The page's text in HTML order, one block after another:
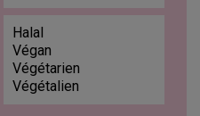
Halal
Végan
Végétarien
Végétalien